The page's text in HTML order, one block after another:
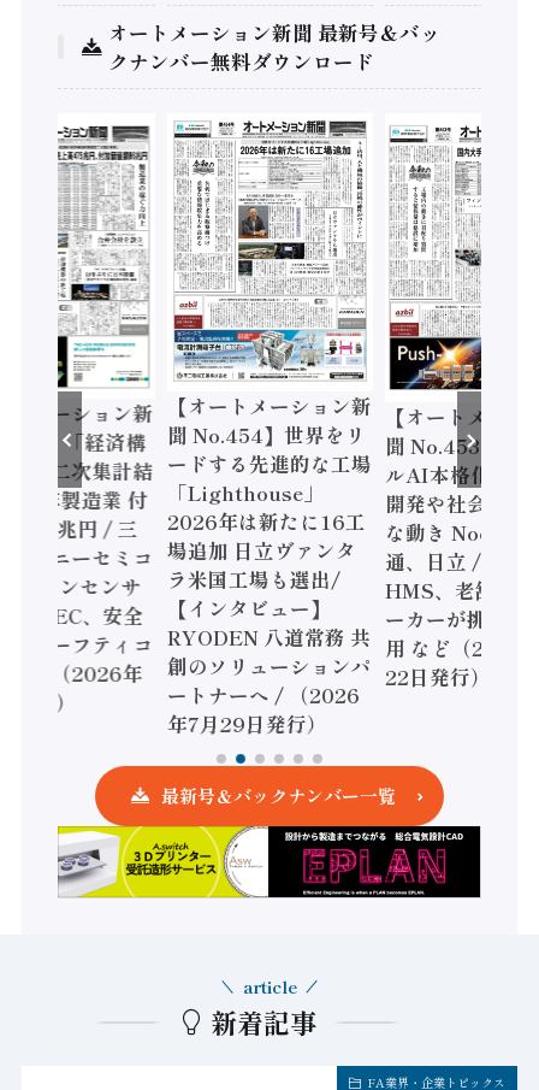
オートメーション新聞 最新号＆バッ
クナンバー無料ダウンロード
トメーション新
】「経済構
調査二次集計結
年製造業 付
額86兆円 / 三
とソニーセミコ
ジョンセンサ
/ IDEC、安全
すセーフティコ
ーラ（2026年
発行）
【オートメーション新
聞 No.454】世界をリ
ードする先進的な工場
「Lighthouse」
2026年は新たに16工
場追加 日立ヴァンタ
ラ米国工場も選出/
【インタビュー】
RYODEN 八道常務 共
創のソリューションパ
ートナーへ / （2026
年7月29日発行）
【オートメーシ
聞 No.453】フ
ルAI本格化へ
開発や社会実装
な動き Noetra
通、日立 / 兵神
HMS、老舗ポ
ーカーが挑むデ
用 など（2026
22日発行）
最新号＆バックナンバー一覧
新着記事
article
FA業界・企業トピックス